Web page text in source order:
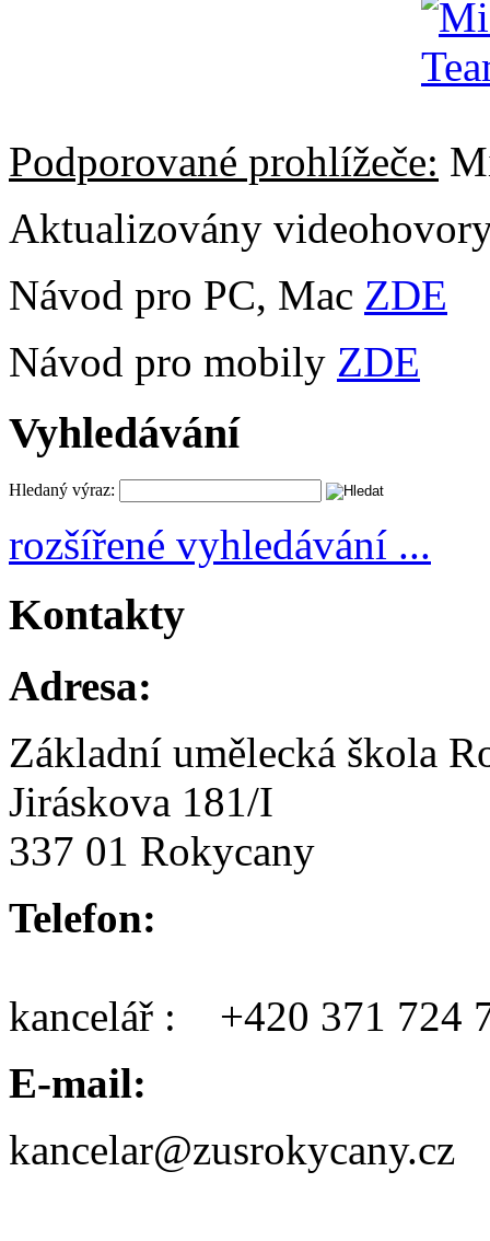
Podporované prohlížeče:
Aktualizovány
Návod pro PC, Mac ZDE
Návod pro mobily ZDE
Vyhledávání
Hledaný výraz:
rozšířené vyhledávání ...
Kontakty
Adresa:
Základní umělecká škola
Jiráskova 181/I
337 01 Rokycany
Telefon:
kancelář : +420 371 724
E-mail:
kancelar@zusrokycany.cz